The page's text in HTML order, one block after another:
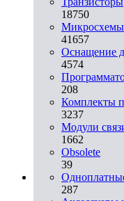
18750
Микросхемы
41657
Оснащение
4574
208
Комплекты
3237
Модули
1662
Obsolete
39
287